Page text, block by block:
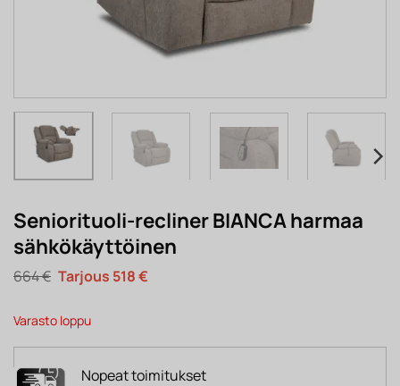
Seniorituoli-recliner BIANCA harmaa
sähkökäyttöinen
664€ Alkuperäinen
hinta
664 €.
518€Nykyinen
Varasto loppu
Nopeat toimitukset